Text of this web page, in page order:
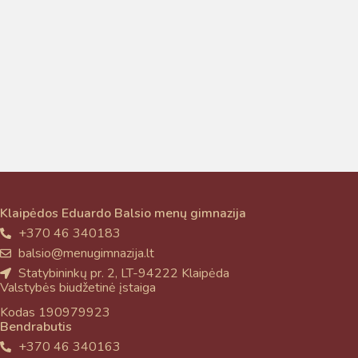
Klaipėdos Eduardo Balsio menų gimnazija
+370 46 340183
balsio@menugimnazija.lt
Statybininkų pr. 2, LT-94222 Klaipėda
Valstybės biudžetinė įstaiga
Kodas 190979923
Bendrabutis
+370 46 340163